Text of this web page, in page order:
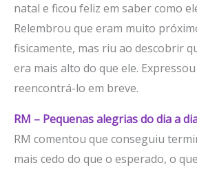
natal e ficou feliz em saber como
Relembrou que eram muito
fisicamente, mas riu ao descobrir
era mais alto do que ele.
reencontrá-lo em breve.
RM – Pequenas alegrias do dia a
RM comentou que conseguiu
mais cedo do que o esperado, o